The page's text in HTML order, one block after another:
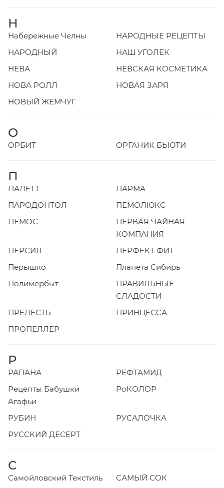
Н
Набережные Челны
НАРОДНЫЕ РЕЦЕПТЫ
НАРОДНЫЙ
НАШ УГОЛЕК
НЕВА
НЕВСКАЯ КОСМЕТИКА
НОВА РОЛЛ
НОВАЯ ЗАРЯ
НОВЫЙ ЖЕМЧУГ
О
ОРБИТ ОРГАНИК БЬЮТИ
П
ПАЛЕТТ
ПАРМА
ПАРОДОНТОЛ
ПЕМОЛЮКС
ПЕМОС
ПЕРВАЯ ЧАЙНАЯ
КОМПАНИЯ
ПЕРСИЛ
ПЕРФЕКТ ФИТ
Перышко
Планета Сибирь
Полимербыт
ПРАВИЛЬНЫЕ
СЛАДОСТИ
ПРЕЛЕСТЬ
ПРИНЦЕССА
ПРОПЕЛЛЕР
Р
РАПАНА
РЕФТАМИД
Рецепты Бабушки
Агафьи
РоКОЛОР
РУБИН
РУСАЛОЧКА
РУССКИЙ ДЕСЕРТ
С
Самойловский Текстиль
САМЫЙ СОК